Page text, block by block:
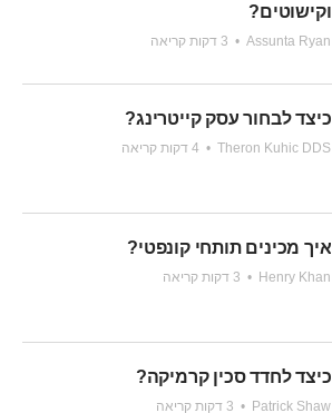
וקישוטים?
Assunta Ryan
•
כיצד לבחור עסק קייטרינג?
Theron Kuhic DDS
•
איך מכינים תותחי קונפטי?
Henry Khan
•
כיצד לחדד סכין קרמיקה?
Patrick Shaw
•